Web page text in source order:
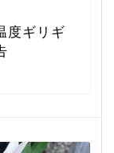
度ギリギ